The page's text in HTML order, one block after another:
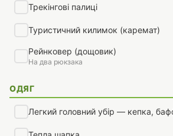
Трекінгові палиці
Туристичний килимок (каремат)
Рейнковер (дощовик)
На два рюкзака
ОДЯГ
Легкий головний убір — кепка,